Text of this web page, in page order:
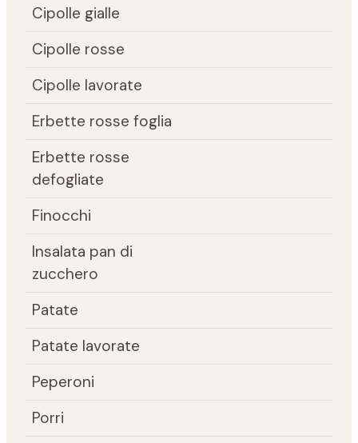
Cipolle gialle
Cipolle rosse
Cipolle lavorate
Erbette rosse foglia
Erbette rosse
defogliate
Finocchi
Insalata pan di
zucchero
Patate
Patate lavorate
Peperoni
Porri